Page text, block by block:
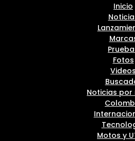
Inicio
Fotos
Videos
Noticias por
Motos y